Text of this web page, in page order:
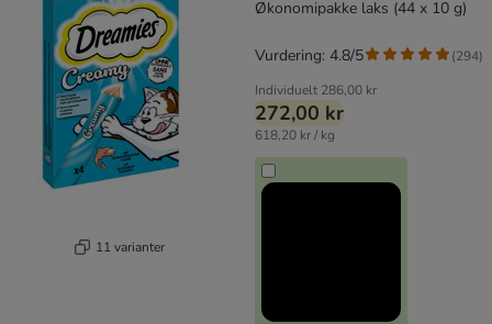
11 varianter
Økonomipakke laks (44 x 10 g)
Individuelt 286,00 kr
272,00 kr
618,20 kr / kg
Vurdering: 4.8/5 (294)